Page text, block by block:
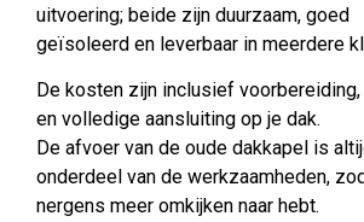
uitvoering; beide zijn duurzaam, goed
geïsoleerd en leverbaar in meerdere
De kosten zijn inclusief
en volledige aansluiting op je dak.
De afvoer van de oude dakkapel is
onderdeel van de werkzaamheden,
nergens meer omkijken naar hebt.